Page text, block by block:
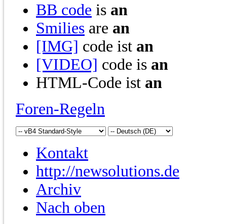
BB code is an
Smilies are an
[IMG] code ist an
[VIDEO] code is an
HTML-Code ist an
Foren-Regeln
Kontakt
http://newsolutions.de
Archiv
Nach oben